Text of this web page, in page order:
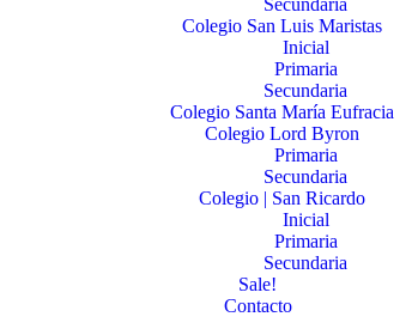
Secundaria
Colegio San Luis Maristas
Inicial
Primaria
Secundaria
Colegio Santa María Eufracia
Colegio Lord Byron
Primaria
Secundaria
Colegio | San Ricardo
Inicial
Primaria
Secundaria
Sale!
Contacto